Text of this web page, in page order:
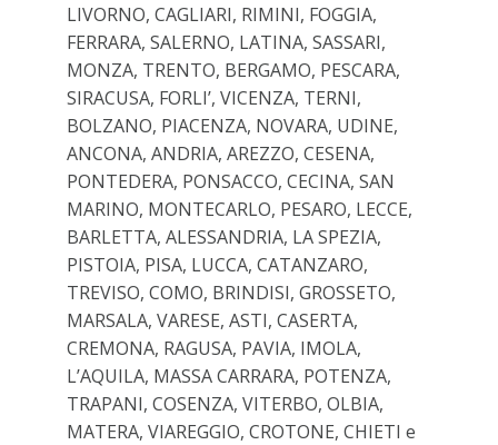
LIVORNO, CAGLIARI, RIMINI, FOGGIA,
FERRARA, SALERNO, LATINA, SASSARI,
MONZA, TRENTO, BERGAMO, PESCARA,
SIRACUSA, FORLI’, VICENZA, TERNI,
BOLZANO, PIACENZA, NOVARA, UDINE,
ANCONA, ANDRIA, AREZZO, CESENA,
PONTEDERA, PONSACCO, CECINA, SAN
MARINO, MONTECARLO, PESARO, LECCE,
BARLETTA, ALESSANDRIA, LA SPEZIA,
PISTOIA, PISA, LUCCA, CATANZARO,
TREVISO, COMO, BRINDISI, GROSSETO,
MARSALA, VARESE, ASTI, CASERTA,
CREMONA, RAGUSA, PAVIA, IMOLA,
L’AQUILA, MASSA CARRARA, POTENZA,
TRAPANI, COSENZA, VITERBO, OLBIA,
MATERA, VIAREGGIO, CROTONE, CHIETI e